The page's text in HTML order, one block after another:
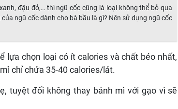
đậu đỏ,… thì ngũ cốc cũng là loại không thể bỏ qua
ngũ cốc dành cho bà bầu là gì? Nên sử dụng ngũ cốc
lựa chọn loại có ít calories và chất béo nhất,
chỉ chứa 35-40 calories/lát.
tuyệt đối không thay bánh mì với gạo vì sẽ